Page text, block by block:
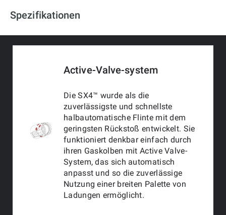
Spezifikationen
Active-Valve-system
Die SX4™ wurde als die
zuverlässigste und schnellste
halbautomatische Flinte mit dem
geringsten Rückstoß entwickelt. Sie
funktioniert denkbar einfach durch
ihren Gaskolben mit Active Valve-
System, das sich automatisch
anpasst und so die zuverlässige
Nutzung einer breiten Palette von
Ladungen ermöglicht.